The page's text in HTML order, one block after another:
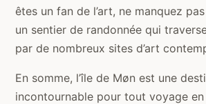
êtes un fan de l’art, ne manquez
un sentier de randonnée qui
par de nombreux sites d’art
En somme, l’île de Møn est une
incontournable pour tout voyage